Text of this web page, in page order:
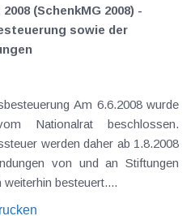
(SchenkMG 2008) -
sowie der
6.6.2008 wurde
Nationalrat beschlossen.
werden daher ab 1.8.2008
von und an Stiftungen
besteuert....